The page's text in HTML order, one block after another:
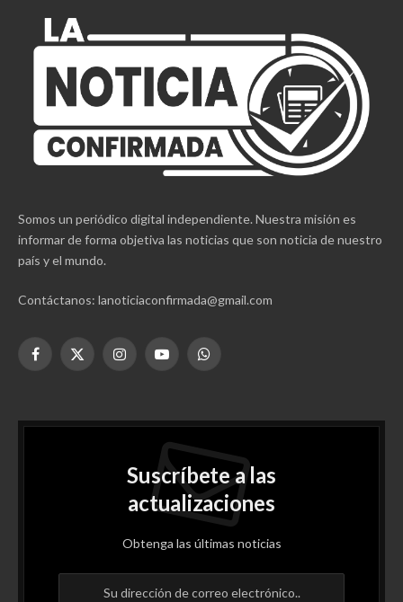
Somos un periódico digital independiente. Nuestra misión es
informar de forma objetiva las noticias que son noticia de nuestro
país y el mundo.
Contáctanos: lanoticiaconfirmada@gmail.com
Facebook
X
InstagramYouTubeWhatsApp
Suscríbete a las
actualizaciones
Obtenga las últimas noticias